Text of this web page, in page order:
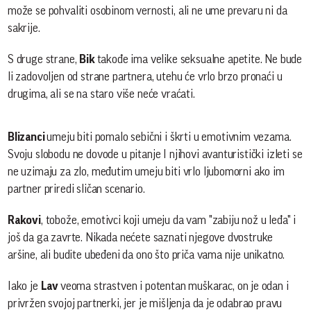
može se pohvaliti osobinom vernosti, ali ne ume prevaru ni da
sakrije.
S druge strane, Biktakođe ima velike seksualne apetite. Ne bude
li zadovoljen od strane partnera, utehu će vrlo brzo pronaći u
drugima, ali se na staro više neće vraćati.
Blizanciumeju biti pomalo sebični i škrti u emotivnim vezama.
Svoju slobodu ne dovode u pitanje I njihovi avanturistički izleti se
ne uzimaju za zlo, međutim umeju biti vrlo ljubomorni ako im
partner priredi sličan scenario.
Rakovi, tobože, emotivci koji umeju da vam "zabiju nož u leđa" i
još da ga zavrte. Nikada nećete saznati njegove dvostruke
aršine, ali budite ubeđeni da ono što priča vama nije unikatno.
Iako je Lavveoma strastven i potentan muškarac, on je odan i
privržen svojoj partnerki, jer je mišljenja da je odabrao pravu